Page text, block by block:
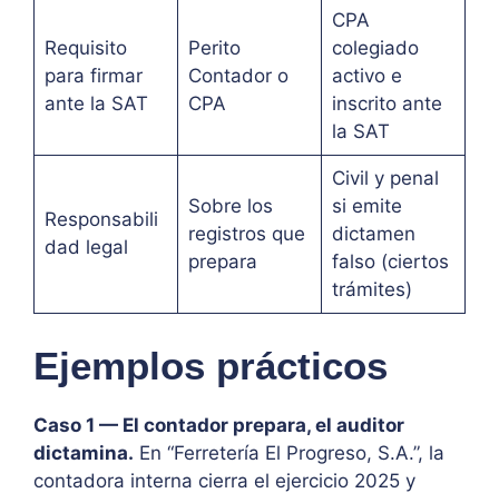
Requisito
para firmar
ante la SAT
Perito
Contador o
CPA
CPA
colegiado
activo e
inscrito ante
la SAT
Responsabili
dad legal
Sobre los
registros que
prepara
Civil y penal
si emite
dictamen
falso (ciertos
trámites)
Ejemplos prácticos
Caso 1 — El contador prepara, el auditor
dictamina. En “Ferretería El Progreso, S.A.”, la
contadora interna cierra el ejercicio 2025 y